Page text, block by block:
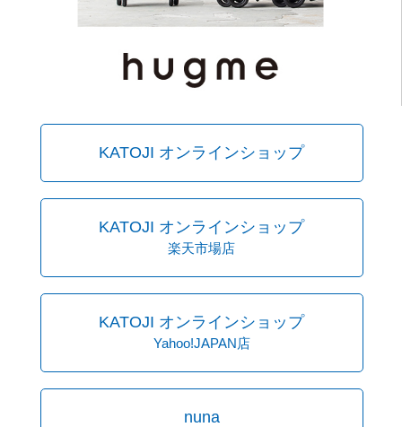
KATOJI オンラインショップ
KATOJI オンラインショップ
楽天市場店
KATOJI オンラインショップ
Yahoo!JAPAN店
nuna